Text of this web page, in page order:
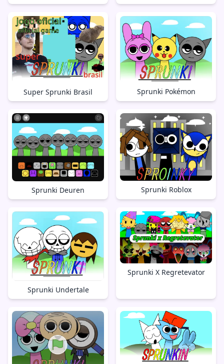
Super Sprunki Brasil Sprunki Pokémon
Sprunki Deuren Sprunki Roblox
Sprunki Undertale
Sprunki X Regretevator